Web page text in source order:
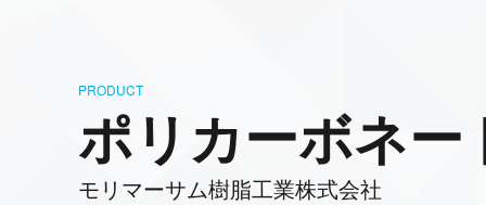
PRODUCT
ポリカーボネー
モリマーサム樹脂工業株式会社